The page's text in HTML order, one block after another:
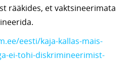
rääkides, et vaktsineerimata
eesti/kaja-kallas-mais-
ei-tohi-diskrimineerimist-